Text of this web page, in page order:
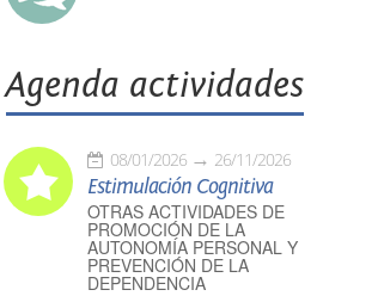
Agenda actividades
08/01/2026 26/11/2026
Estimulación Cognitiva
OTRAS ACTIVIDADES DE
PROMOCIÓN DE LA
AUTONOMÍA PERSONAL Y
PREVENCIÓN DE LA
DEPENDENCIA